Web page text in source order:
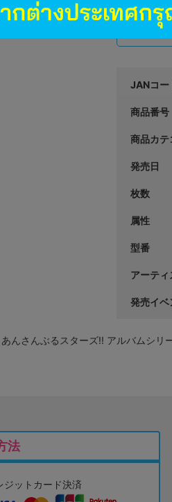
JANコー
商品番号
商品カテ
発売日
枚数
属性
型番
アーティ
発売イベ
んさんぶるスターズ!! アルバムシリ
法
ジットカード決済